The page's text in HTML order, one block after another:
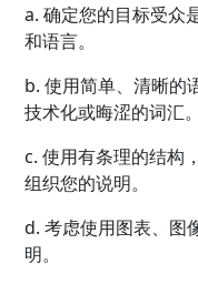
a. 确定您的目标受众
和语言。
b. 使用简单、清晰的
技术化或晦涩的词汇。
c. 使用有条理的结构
组织您的说明。
d. 考虑使用图表、图
明。